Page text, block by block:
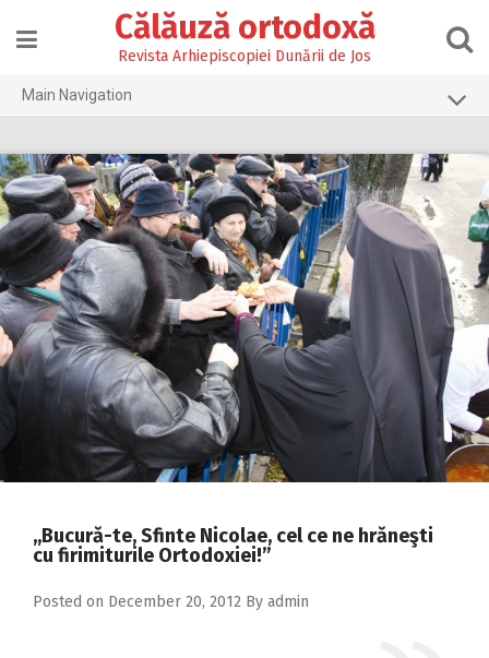
content
Călăuză ortodoxă
Revista Arhiepiscopiei Dunării de Jos
Main Navigation
2026
2025
2024
2023
2022
2021
2017
,,Bucură-te, Sfinte Nicolae, cel ce ne hrăneşti
cu firimiturile Ortodoxiei!”
Posted on December 20, 2012 By admin